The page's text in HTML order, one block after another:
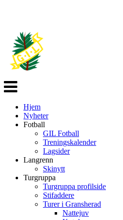
Veksle
navigasjon
Hjem
Nyheter
Fotball
GIL Fotball
Treningskalender
Lagsider
Langrenn
Skinytt
Turgruppa
Turgruppa profilside
Stifaddere
Turer i Gransherad
Nattejuv